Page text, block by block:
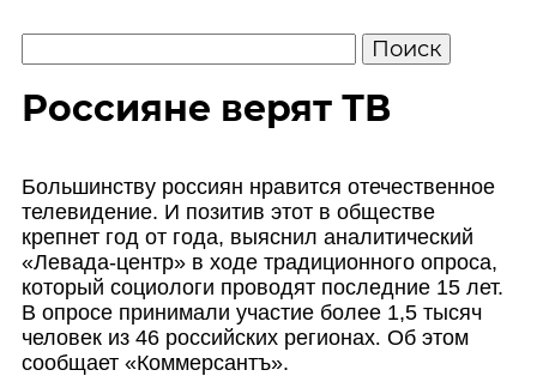
Россияне верят ТВ
Большинству россиян нравится отечественное
телевидение. И позитив этот в обществе
крепнет год от года, выяснил аналитический
«Левада-центр» в ходе традиционного опроса,
который социологи проводят последние 15 лет.
В опросе принимали участие более 1,5 тысяч
человек из 46 российских регионах. Об этом
сообщает «Коммерсантъ».